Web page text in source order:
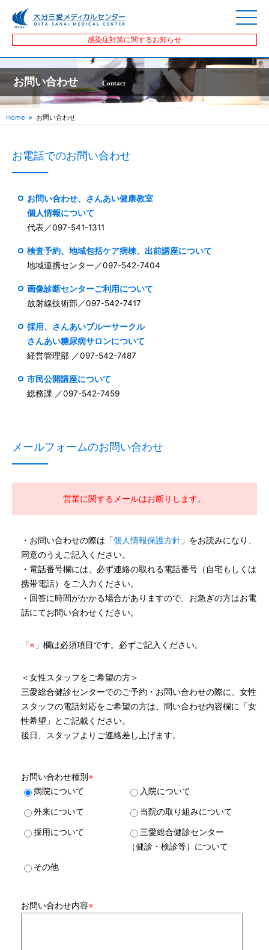
感染症対策に関するお知らせ
お問い合わせ Contact
Home お問い合わせ
お電話でのお問い合わせ
お問い合わせ、さんあい健康教室
個人情報について
代表／097-541-1311
検査予約、地域包括ケア病棟、出前講座について
地域連携センター／097-542-7404
画像診断センターご利用について
放射線技術部／097-542-7417
採用、さんあいブルーサークル
さんあい糖尿病サロンについて
経営管理部 ／097-542-7487
市民公開講座について
総務課 ／097-542-7459
メールフォームのお問い合わせ
営業に関するメールはお断りします。
・お問い合わせの際は「個人情報保護方針 」をお読みになり、
同意のうえご記入ください。
・電話番号欄には、必ず連絡の取れる電話番号（自宅もしくは
携帯電話）をご入力ください。
・回答に時間がかかる場合がありますので、お急ぎの方はお電
話にてお問い合わせください。
「※ 」欄は必須項目です。必ずご記入ください。
＜女性スタッフをご希望の方＞
三愛総合健診センターでのご予約・お問い合わせの際に、女性
スタッフの電話対応をご希望の方は、問い合わせ内容欄に「女
性希望」とご記載ください。
後日、スタッフよりご連絡差し上げます。
お問い合わせ種別※
病院について
入院について
外来について 当院の取り組みについて
採用について
三愛総合健診センター
（健診・検診等）について
その他
お問い合わせ内容※